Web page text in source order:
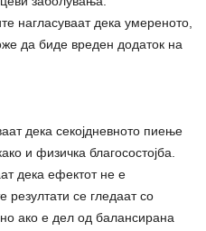
нагласуваат дека умереното,
да биде вреден додаток на
дека секојдневното пиење
и физичка благосостојба.
дека ефектот не е
резултати се гледаат со
ако е дел од балансирана